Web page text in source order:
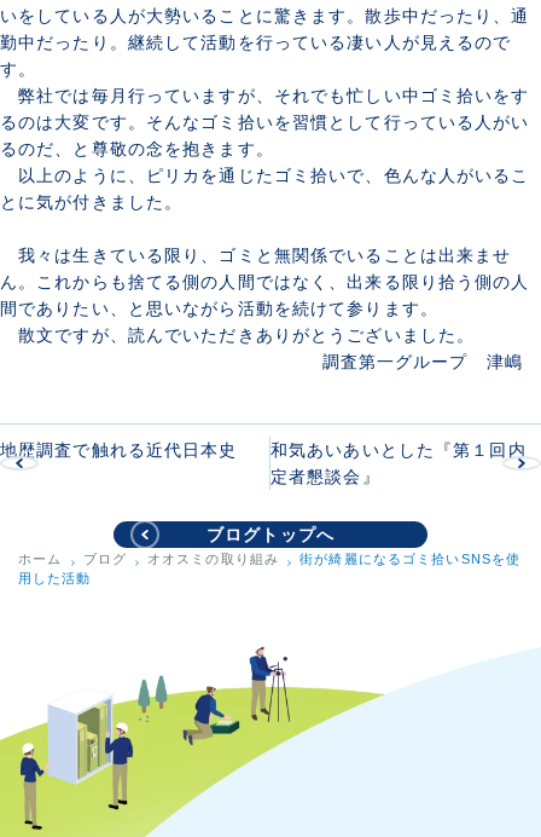
いをしている人が大勢いることに驚きます。散歩中だったり、通
勤中だったり。継続して活動を行っている凄い人が見えるので
す。
弊社では毎月行っていますが、それでも忙しい中ゴミ拾いをす
るのは大変です。そんなゴミ拾いを習慣として行っている人がい
るのだ、と尊敬の念を抱きます。
以上のように、ピリカを通じたゴミ拾いで、色んな人がいるこ
とに気が付きました。
我々は生きている限り、ゴミと無関係でいることは出来ませ
ん。これからも捨てる側の人間ではなく、出来る限り拾う側の人
間でありたい、と思いながら活動を続けて参ります。
散文ですが、読んでいただきありがとうございました。
調査第一グループ 津嶋
地歴調査で触れる近代日本史
和気あいあいとした『第１回内
定者懇談会』
ブログトップへ
ホーム ブログ オオスミの取り組み
街が綺麗になるゴミ拾いSNSを使
用した活動